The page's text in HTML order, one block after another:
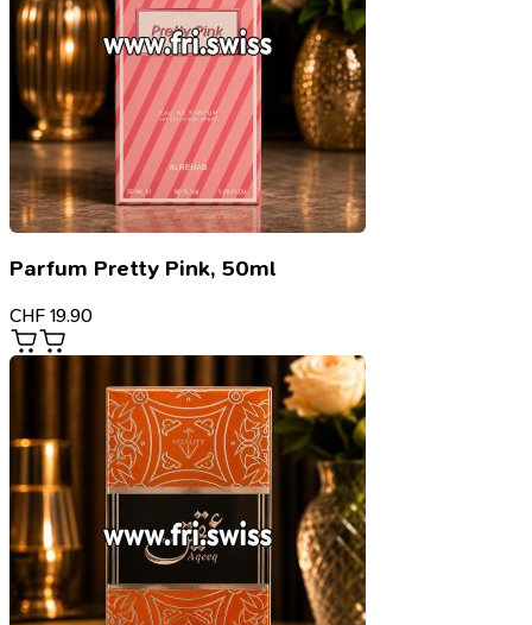
Parfum Pretty Pink, 50ml
CHF 19.90